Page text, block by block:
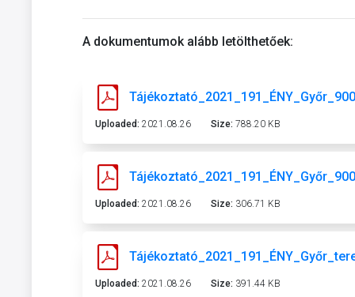
A dokumentumok alább letölthetőek:
Uploaded: 2021.08.26 Size: 788.20 KB
Uploaded: 2021.08.26 Size: 306.71 KB
Uploaded: 2021.08.26 Size: 391.44 KB